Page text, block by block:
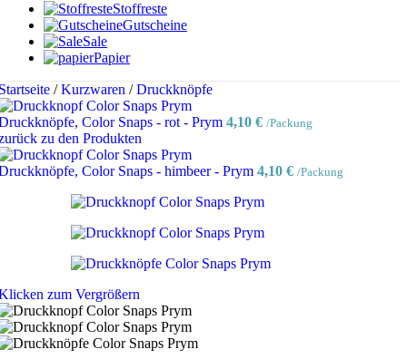
Stoffreste
Gutscheine
Sale
Papier
/ Kurzwaren / Druckknöpfe
Color Snaps - rot - Prym 4,10 € /Packung
zu den Produkten
Color Snaps - himbeer - Prym 4,10 € /Packung
zum Vergrößern